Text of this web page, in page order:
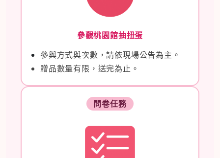
參觀桃園館抽扭蛋
參與方式與次數，請依現場公告為主。
贈品數量有限，送完為止。
問卷任務